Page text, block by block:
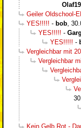
Geiler Oldschool-
YES!!!!! - bob,
YES!!!!! -
YES!!!!! -
Vergleichbar mit
Vergleichbar
Kein Gelb Rot -